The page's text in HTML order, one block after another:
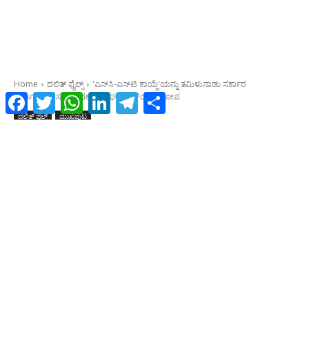
FacebookTwitterWhatsApp
LinkedInTelegram
Share